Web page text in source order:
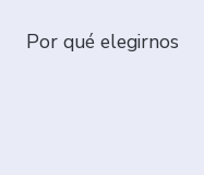
Por qué elegirnos